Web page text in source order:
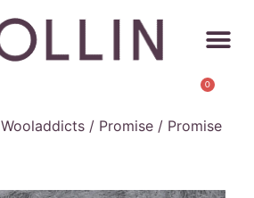
0
Wooladdicts / Promise / Promise